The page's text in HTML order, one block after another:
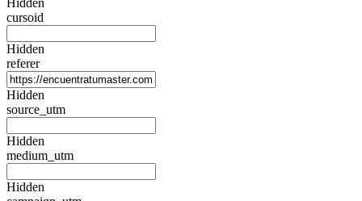
Hidden
cursoid
Hidden
referer
Hidden
source_utm
Hidden
medium_utm
Hidden